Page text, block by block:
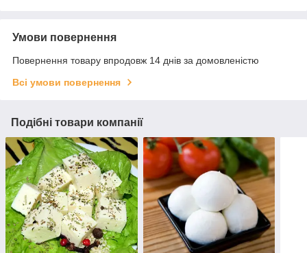
Умови повернення
Повернення товару впродовж 14 днів за домовленістю
Всі умови повернення
Подібні товари компанії